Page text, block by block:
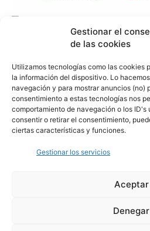
Gestionar el
de las cookies
Utilizamos tecnologías como las cookies
la información del dispositivo. Lo
navegación y para mostrar anuncios (no)
consentimiento a estas tecnologías nos
comportamiento de navegación o los ID's
consentir o retirar el consentimiento,
ciertas características y funciones.
Gestionar los servicios
Aceptar
Denegar